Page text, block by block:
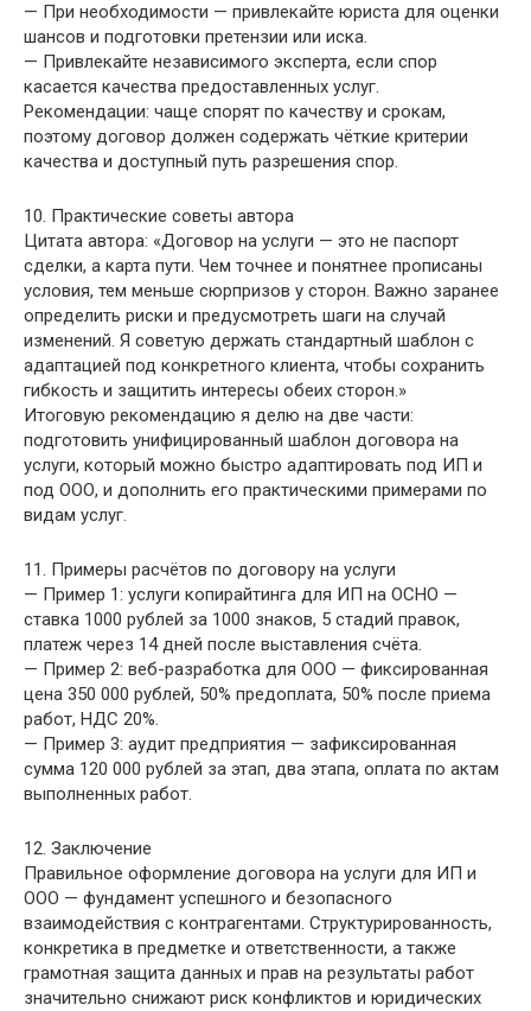
— При необходимости — привлекайте юриста для оценки
шансов и подготовки претензии или иска.
— Привлекайте независимого эксперта, если спор
касается качества предоставленных услуг.
Рекомендации: чаще спорят по качеству и срокам,
поэтому договор должен содержать чёткие критерии
качества и доступный путь разрешения спор.
10. Практические советы автора
Цитата автора: «Договор на услуги — это не паспорт
сделки, а карта пути. Чем точнее и понятнее прописаны
условия, тем меньше сюрпризов у сторон. Важно заранее
определить риски и предусмотреть шаги на случай
изменений. Я советую держать стандартный шаблон с
адаптацией под конкретного клиента, чтобы сохранить
гибкость и защитить интересы обеих сторон.»
Итоговую рекомендацию я делю на две части:
подготовить унифицированный шаблон договора на
услуги, который можно быстро адаптировать под ИП и
под ООО, и дополнить его практическими примерами по
видам услуг.
11. Примеры расчётов по договору на услуги
— Пример 1: услуги копирайтинга для ИП на ОСНО —
ставка 1000 рублей за 1000 знаков, 5 стадий правок,
платеж через 14 дней после выставления счёта.
— Пример 2: веб-разработка для ООО — фиксированная
цена 350 000 рублей, 50% предоплата, 50% после приема
работ, НДС 20%.
— Пример 3: аудит предприятия — зафиксированная
сумма 120 000 рублей за этап, два этапа, оплата по актам
выполненных работ.
12. Заключение
Правильное оформление договора на услуги для ИП и
ООО — фундамент успешного и безопасного
взаимодействия с контрагентами. Структурированность,
конкретика в предметке и ответственности, а также
грамотная защита данных и прав на результаты работ
значительно снижают риск конфликтов и юридических